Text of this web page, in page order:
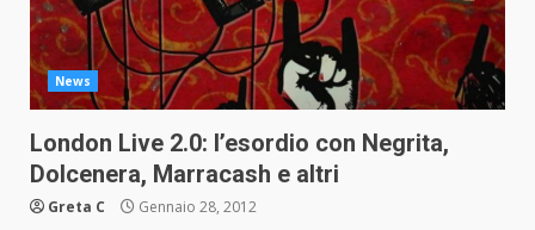
News
London Live 2.0: l’esordio con Negrita,
Dolcenera, Marracash e altri
Greta C Gennaio 28, 2012